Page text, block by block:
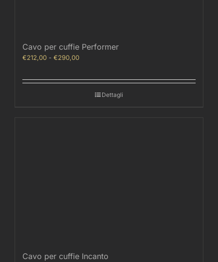
Cavo per cuffie Performer
€212,00 - €290,00Fascia
€212,00Dettagli
Cavo per cuffie Incanto